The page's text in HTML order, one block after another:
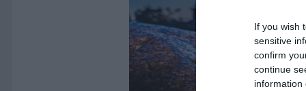
If you wish
sensitive
confirm
continue
information